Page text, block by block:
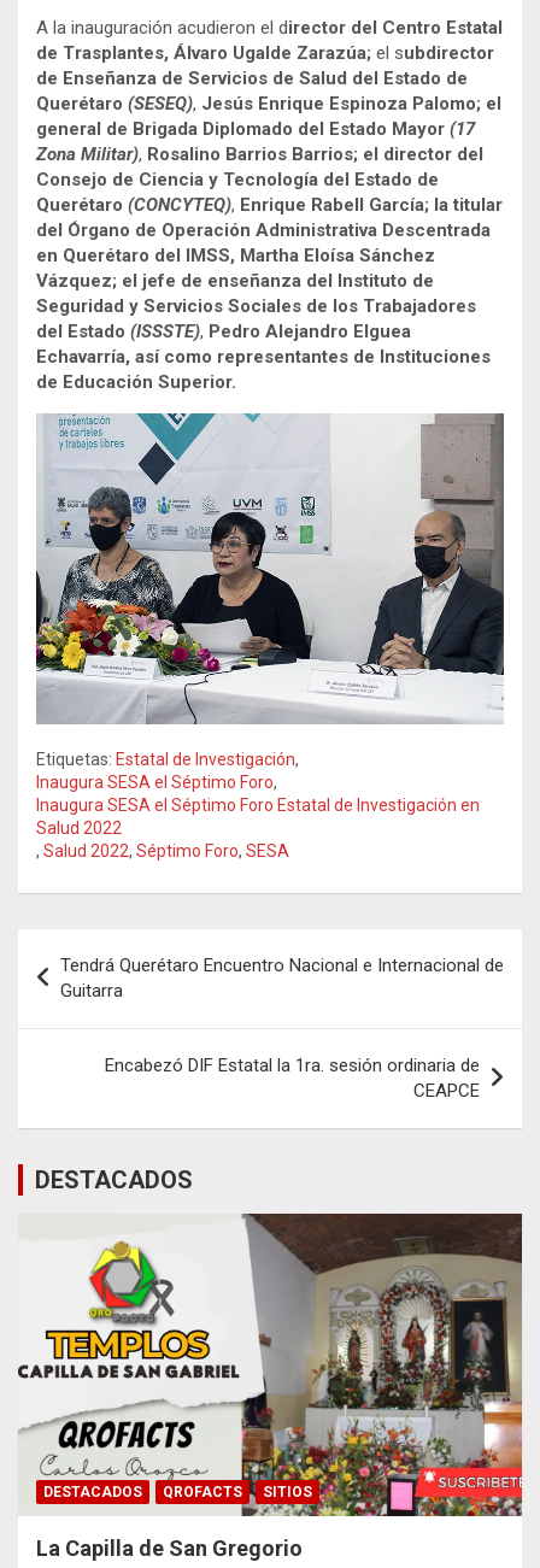
A la inauguración acudieron el director del Centro Estatal
de Trasplantes, Álvaro Ugalde Zarazúa; el subdirector
de Enseñanza de Servicios de Salud del Estado de
Querétaro (SESEQ), Jesús Enrique Espinoza Palomo; el
general de Brigada Diplomado del Estado Mayor (17
Zona Militar), Rosalino Barrios Barrios; el director del
Consejo de Ciencia y Tecnología del Estado de
Querétaro (CONCYTEQ), Enrique Rabell García; la titular
del Órgano de Operación Administrativa Descentrada
en Querétaro del IMSS, Martha Eloísa Sánchez
Vázquez; el jefe de enseñanza del Instituto de
Seguridad y Servicios Sociales de los Trabajadores
del Estado (ISSSTE), Pedro Alejandro Elguea
Echavarría, así como representantes de Instituciones
de Educación Superior.
Etiquetas: Estatal de Investigación,
Inaugura SESA el Séptimo Foro,
Inaugura SESA el Séptimo Foro Estatal de Investigación en
Salud 2022
, Salud 2022, Séptimo Foro, SESA
de
entradas
Tendrá Querétaro Encuentro Nacional e Internacional de
Guitarra
Encabezó DIF Estatal la 1ra. sesión ordinaria de
CEAPCE
DESTACADOS
DESTACADOS QROFACTS SITIOS
La Capilla de San Gregorio